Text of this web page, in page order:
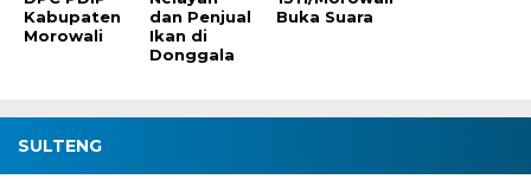
Kabupaten
Morowali
dan Penjual
Ikan di
Donggala
Buka Suara
SULTENG